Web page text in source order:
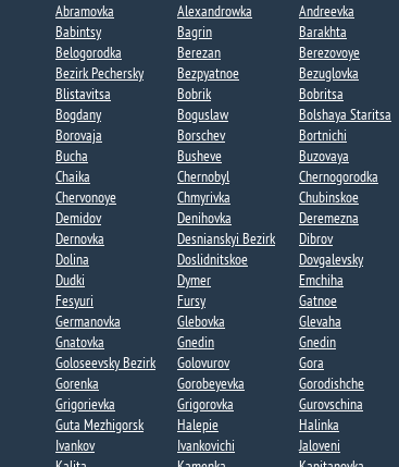
Abramovka Alexandrowka Andreevka
Babintsy
Bagrin Barakhta
Belogorodka
Berezan Berezovoye​
Bezirk Pechersky
Bezpyatnoe Bezuglovka​
Blistavitsa
Bobrik Bobritsa​
Bogdany​
Boguslaw Bolshaya Staritsa​
Borovaja
Borschev Bortnichi​
Bucha
Busheve Buzovaya​
Chaika​
Chernobyl Chernogorodka
Chervonoye
Chmyrivka Chubinskoe​
Demidov
Denihovka Deremezna
Dernovka
Desnianskyi Bezirk Dibrov
Dolina​
Doslidnitskoe Dovgalevsky
Dudki​
Dymer Emchiha
Fesyuri
Fursy Gatnoe​
Germanovka​
Glebovka Glevaha
Gnatovka​
Gnedin Gnedin​
Goloseevsky Bezirk
Golovurov Gora​
Gorenka​
Gorobeyevka​ Gorodishche​
Grigorievka​
Grigorovka​ Gurovschina​
Guta Mezhigorsk​
Halepie​ Halinka
Ivankov
Ivankovichi Jaloveni